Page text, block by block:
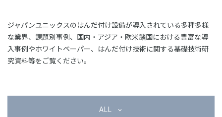
企業情報
03-3588-0551
ジャパンユニックスのはんだ付け設備が導入されている多種多様
な業界、課題別事例、国内・アジア・欧米諸国における豊富な導
入事例やホワイトペーパー、はんだ付け技術に関する基礎技術研
究資料等をご覧ください。
ALL